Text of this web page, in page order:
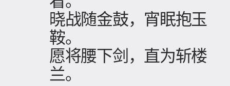
晓战随金鼓，宵眠抱玉
鞍。
愿将腰下剑，直为斩楼
兰。